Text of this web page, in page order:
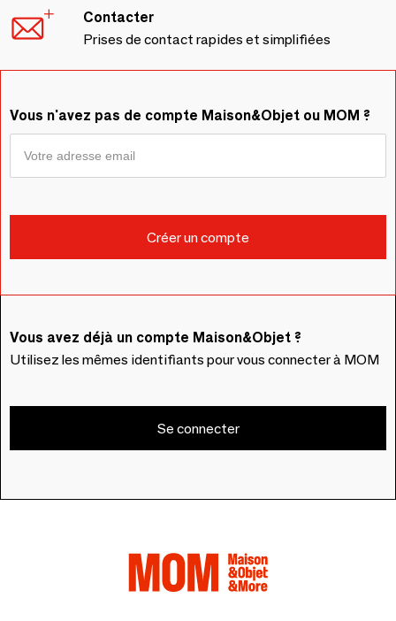
Contacter
Prises de contact rapides et simplifiées
Vous n'avez pas de compte Maison&Objet ou MOM ?
Vous avez déjà un compte Maison&Objet ?
Utilisez les mêmes identifiants pour vous connecter à MOM
Se connecter